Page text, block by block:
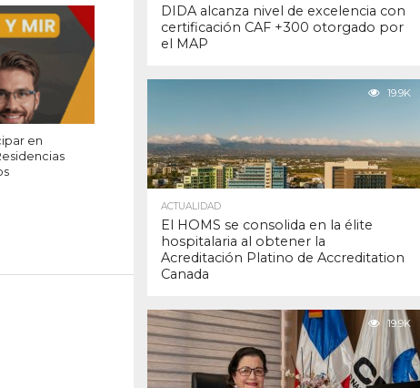
en
DIDA alcanza nivel de excelencia con
certificación CAF +300 otorgado por
el MAP
19.9K
ACTUALIDAD
El HOMS se consolida en la élite
hospitalaria al obtener la
Acreditación Platino de Accreditation
Canada
19.9K